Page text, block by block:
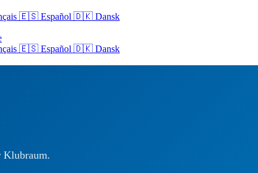
🇪🇸 Español 🇩🇰 Dansk
🇪🇸 Español 🇩🇰 Dansk
Klubraum.